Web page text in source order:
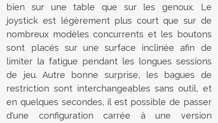
bien sur une table que sur les genoux. Le
joystick est légèrement plus court que sur de
nombreux modèles concurrents et les boutons
sont placés sur une surface inclinée afin de
limiter la fatigue pendant les longues sessions
de jeu. Autre bonne surprise, les bagues de
restriction sont interchangeables sans outil, et
en quelques secondes, il est possible de passer
d'une configuration carrée à une version